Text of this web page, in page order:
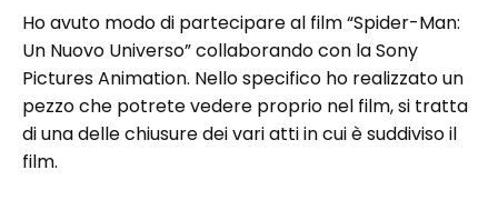
Ho avuto modo di partecipare al film “Spider-Man:
Un Nuovo Universo” collaborando con la Sony
Pictures Animation. Nello specifico ho realizzato un
pezzo che potrete vedere proprio nel film, si tratta
di una delle chiusure dei vari atti in cui è suddiviso il
film.